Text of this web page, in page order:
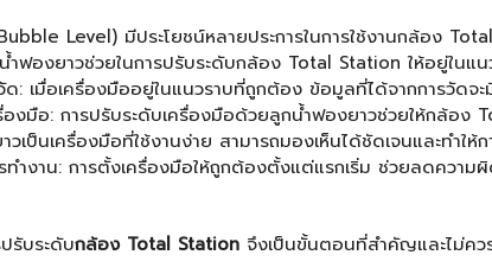
Level) มีประโยชน์หลายประการในการใช้งานกล้อง
ำฟองยาวช่วยในการปรับระดับกล้อง Total Station ให้อยู่ใน
ด: เมื่อเครื่องมืออยู่ในแนวราบที่ถูกต้อง ข้อมูลที่ได้จากการวั
องมือ: การปรับระดับเครื่องมือด้วยลูกน้ำฟองยาวช่วยให้กล้อง
เป็นเครื่องมือที่ใช้งานง่าย สามารถมองเห็นได้ชัดเจนและทำให้
ำงาน: การตั้งเครื่องมือให้ถูกต้องตั้งแต่แรกเริ่ม ช่วยลดควา
รับระดับกล้อง Total Station จึงเป็นขั้นตอนที่สำคัญและไม่คว